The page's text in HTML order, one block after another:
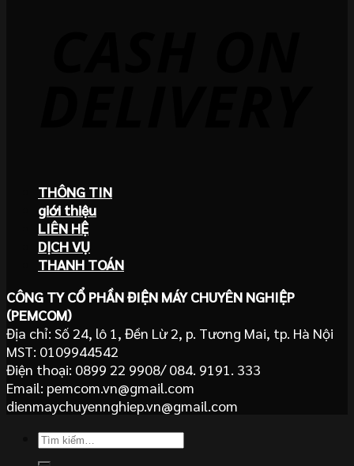
THÔNG TIN
giới thiệu
LIÊN HỆ
DỊCH VỤ
THANH TOÁN
CÔNG TY CỔ PHẦN ĐIỆN MÁY CHUYÊN NGHIỆP
(PEMCOM)
Địa chỉ: Số 24, lô 1, Đền Lừ 2, p. Tương Mai, tp. Hà Nội
MST: 0109944542
Điện thoại: 0899 22 9908/ 084. 9191. 333
Email: pemcom.vn@gmail.com
dienmaychuyennghiep.vn@gmail.com
Tìm